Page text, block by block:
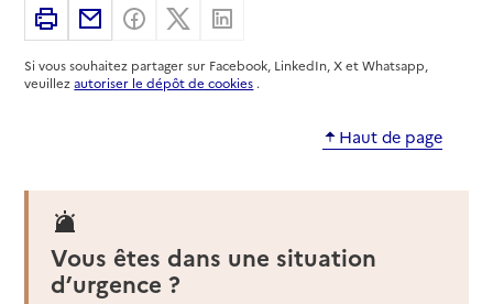
03 85 52 42 48
Site internet
Rapport HAS
Source des données : Finess n° 710977489
Service autonomie à domicile (aide)
Adresse
20 grande Rue Marchaux
71400
03 85 54 74 73
ImprimerPartager par email
Partager sur Facebook
Partager sur X
Si vous souhaitez partager sur Facebook, LinkedIn, X et Whatsapp,
veuillezautoriser le dépôt de cookies .
Haut de page
Vous êtes dans une situation
d’urgence ?